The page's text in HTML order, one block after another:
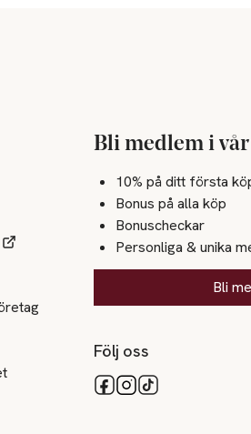
Bli medlem i
10% på ditt första
Bonus på alla köp
Bonuscheckar
Personliga & unika
Bli
Följ oss